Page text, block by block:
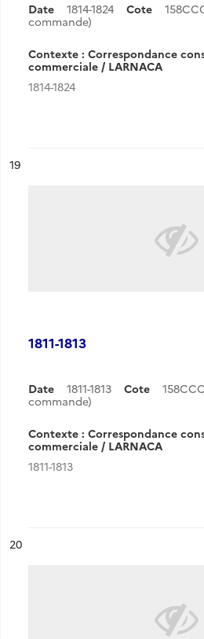
Date 1814-1824 Cote
commande)
Contexte : Correspondance
commerciale / LARNACA
1814-1824
n°
19
1811-1813
Date 1811-1813 Cote
commande)
Contexte : Correspondance
commerciale / LARNACA
1811-1813
n°
20